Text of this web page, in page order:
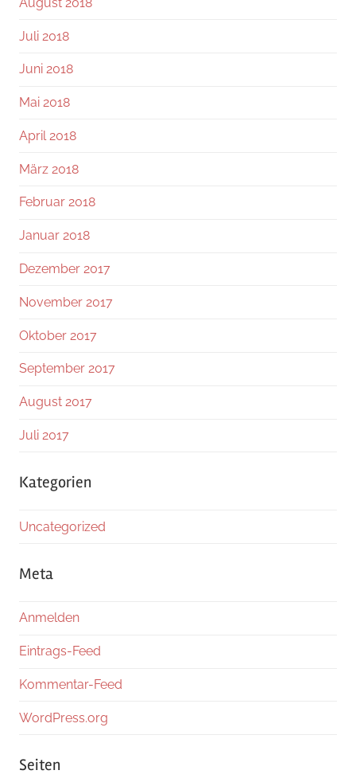
Juli 2018
Juni 2018
Mai 2018
April 2018
März 2018
Februar 2018
Januar 2018
Dezember 2017
November 2017
Oktober 2017
September 2017
August 2017
Juli 2017
Kategorien
Uncategorized
Meta
Anmelden
Eintrags-Feed
Kommentar-Feed
WordPress.org
Seiten